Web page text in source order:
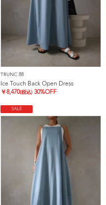
TRUNC 88
Ice Touch Back Open Dress
￥8,470(税込) 30%OFF
SALE